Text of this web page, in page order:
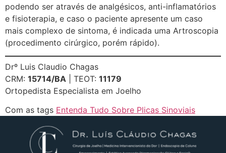
podendo ser através de analgésicos, anti-inflamatórios
e fisioterapia, e caso o paciente apresente um caso
mais complexo de sintoma, é indicada uma Artroscopia
(procedimento cirúrgico, porém rápido).
Drº Luis Claudio Chagas
CRM: 15714/BA | TEOT: 11179
Ortopedista Especialista em Joelho
Com as tags Entenda Tudo Sobre Plicas Sinoviais